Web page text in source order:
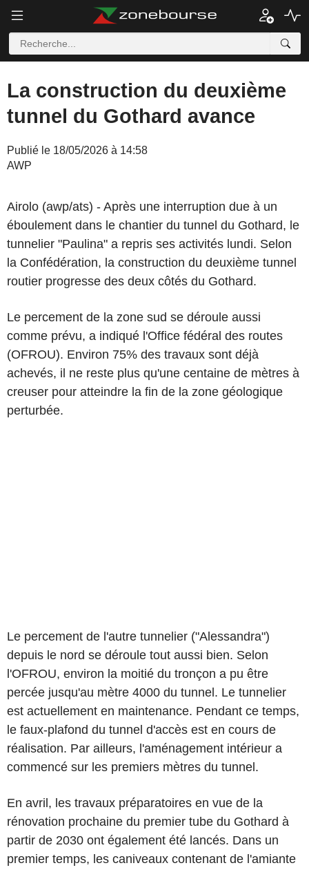
La construction du deuxième
tunnel du Gothard avance
Publié le 18/05/2026 à 14:58
AWP
Airolo (awp/ats) - Après une interruption due à un
éboulement dans le chantier du tunnel du Gothard, le
tunnelier "Paulina" a repris ses activités lundi. Selon
la Confédération, la construction du deuxième tunnel
routier progresse des deux côtés du Gothard.
Le percement de la zone sud se déroule aussi
comme prévu, a indiqué l'Office fédéral des routes
(OFROU). Environ 75% des travaux sont déjà
achevés, il ne reste plus qu'une centaine de mètres à
creuser pour atteindre la fin de la zone géologique
perturbée.
Le percement de l'autre tunnelier ("Alessandra")
depuis le nord se déroule tout aussi bien. Selon
l'OFROU, environ la moitié du tronçon a pu être
percée jusqu'au mètre 4000 du tunnel. Le tunnelier
est actuellement en maintenance. Pendant ce temps,
le faux-plafond du tunnel d'accès est en cours de
réalisation. Par ailleurs, l'aménagement intérieur a
commencé sur les premiers mètres du tunnel.
En avril, les travaux préparatoires en vue de la
rénovation prochaine du premier tube du Gothard à
partir de 2030 ont également été lancés. Dans un
premier temps, les caniveaux contenant de l'amiante